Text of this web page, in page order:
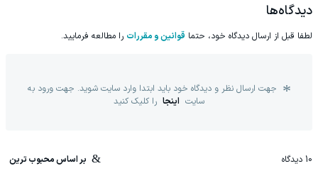
دیدگاه‌ها
لطفا قبل از ارسال دیدگاه خود، حتما قوانین و مقررات را مطالعه فرمایید.
جهت ارسال نظر و دیدگاه خود باید ابتدا وارد سایت شوید. جهت ورود به
سایت اینجا را کلیک کنید
10 دیدگاه بر اساس محبوب ترین